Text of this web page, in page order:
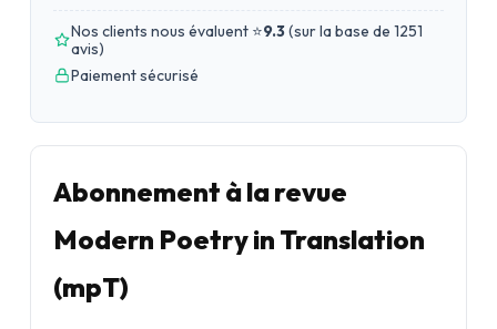
Nos clients nous évaluent ⭐9.3(sur la base de 1251
avis)
Paiement sécurisé
Abonnement à la revue
Modern Poetry in Translation
(mpT)